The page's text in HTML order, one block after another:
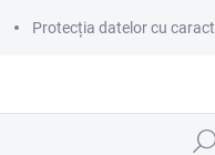
Protecția datelor cu